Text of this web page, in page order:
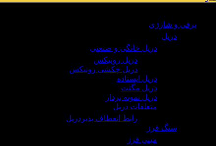
برقی و شارژی
دریل
دریل خانگی و صنعتی
دریل رونیکس
دریل چکشی رونیکس
دریل ایستاده
دریل مگنت
دریل نمونه بردار
متعلقات دریل
رابط انعطاف پذیردریل
سنگ فرز
مینی فرز